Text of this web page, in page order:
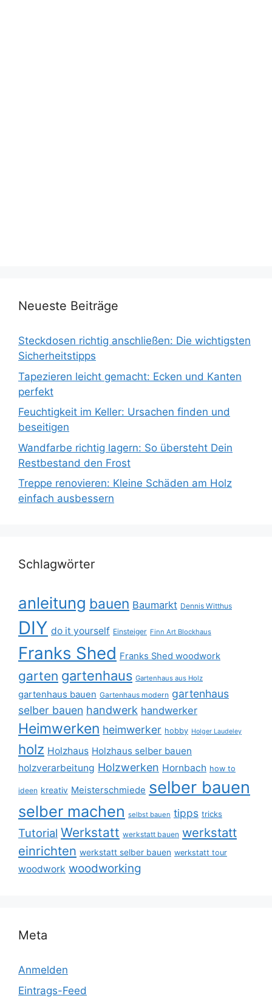
Neueste Beiträge
Steckdosen richtig anschließen: Die wichtigsten
Sicherheitstipps
Tapezieren leicht gemacht: Ecken und Kanten
perfekt
Feuchtigkeit im Keller: Ursachen finden und
beseitigen
Wandfarbe richtig lagern: So übersteht Dein
Restbestand den Frost
Treppe renovieren: Kleine Schäden am Holz
einfach ausbessern
Schlagwörter
anleitung bauen Baumarkt Dennis Witthus
DIY do it yourself Einsteiger Finn Art Blockhaus
Franks Shed Franks Shed woodwork
garten gartenhaus Gartenhaus aus Holz
gartenhaus bauen Gartenhaus modern gartenhaus
selber bauen handwerk handwerker
Heimwerken heimwerker hobby Holger Laudeley
holz Holzhaus Holzhaus selber bauen
holzverarbeitung Holzwerken Hornbach how to
ideen kreativ Meisterschmiede selber bauen
selber machen selbst bauen tipps tricks
Tutorial Werkstatt werkstatt bauen werkstatt
einrichten werkstatt selber bauen werkstatt tour
woodwork woodworking
Meta
Anmelden
Eintrags-Feed